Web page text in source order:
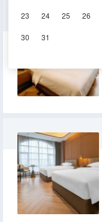
23 24 25 26
30 31